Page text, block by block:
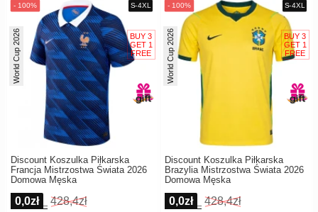
Discount Koszulka Piłkarska
Francja Mistrzostwa Świata 2026
Domowa Męska
World Cup 2026
0,0zł 428,4zł
Discount Koszulka Piłkarska
Brazylia Mistrzostwa Świata 2026
Domowa Męska
World Cup 2026
0,0zł 428,4zł